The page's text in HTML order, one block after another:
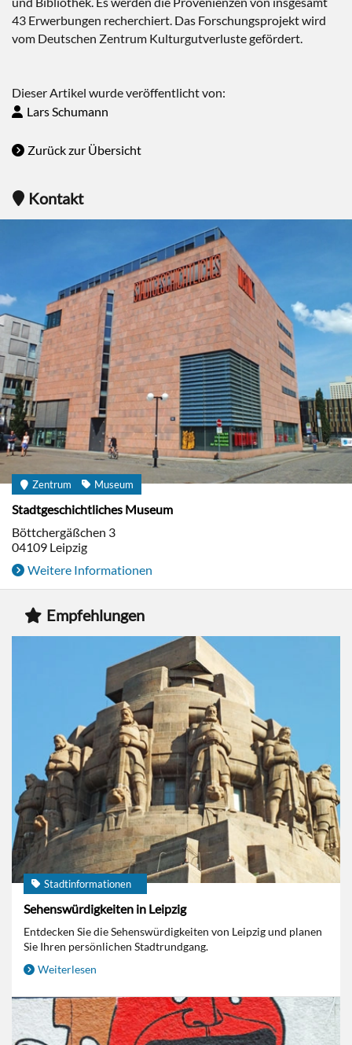
43 Erwerbungen recherchiert. Das Forschungsprojekt wird
vom Deutschen Zentrum Kulturgutverluste gefördert.
Dieser Artikel wurde veröffentlicht von:
Lars Schumann
Zurück zur Übersicht
Kontakt
Zentrum Museum
Stadtgeschichtliches Museum
Böttchergäßchen 3
04109 Leipzig
Weitere Informationen
Empfehlungen
Stadtinformationen
Sehenswürdigkeiten in Leipzig
Entdecken Sie die Sehenswürdigkeiten von Leipzig und planen
Sie Ihren persönlichen Stadtrundgang.
Weiterlesen